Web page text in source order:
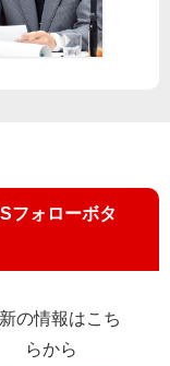
中
止
求
フォローボタ
の情報はこち
らから